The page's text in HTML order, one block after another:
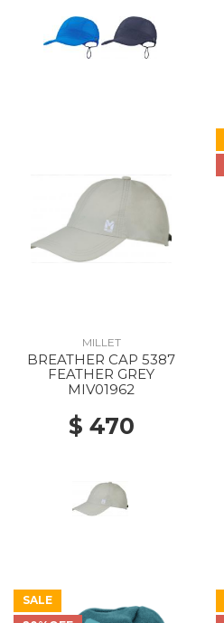
MILLET
BREATHER CAP 5387
FEATHER GREY
MIV01962
$ 470
SALE